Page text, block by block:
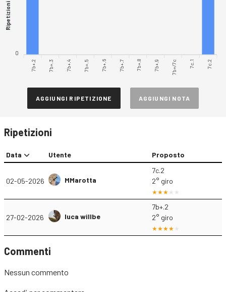
0
Ripetizioni
7b+.2 7b+.3 7b+.4 7b+.5 7b+.6 7b+.7 7b+.8 7b+.9 7b+/7c 7c.1 7c.2
AGGIUNGI RIPETIZIONE AGGIUNGI NOTA
Ripetizioni
Data Utente Proposto
02-05-2026 MMarotta
7c.2
2° giro
27-02-2026 luca willbe
7b+.2
2° giro
Commenti
Nessun commento